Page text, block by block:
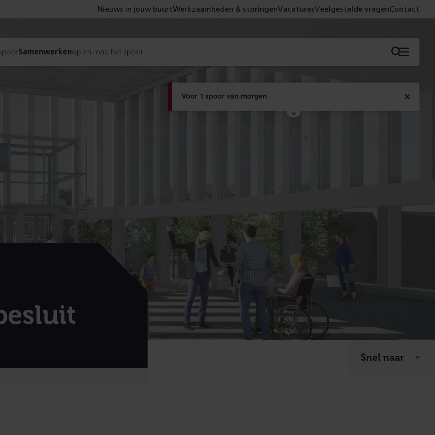
Voor 't spoor van morgen
Met de campagne 'Voor 't spoor naar morgen' laten
Nieuws in jouw buurtWerkzaamheden & storingenVacaturesVeelgestelde vragenContact
Samenwerkenop en rond het spoor Menu
Snel naar